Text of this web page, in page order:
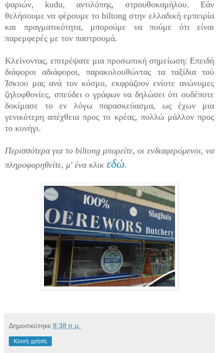
ψαριών, kudu, αντιλόπης, στρουθοκαμήλου. Εάν
θελήσουμε να φέρουμε το biltong στην ελλαδική εμπειρία
και πραγματικότητα, μπορούμε να πούμε ότι είναι
παρεμφερές με τον παστρουμά.
Κλείνοντας, επιτρέψατε μια προσωπική σημείωση: Επειδή
διάφοροι αδιάφοροι, παρακολουθώντας τα ταξίδια τού
Ίσκιου μας ανά τον κόσμο, εκφράζουν ενίοτε ανώνυμες
ζηλοφθονίες, σπεύδει ο γράφων να δηλώσει ότι ουδέποτε
δοκίμασε το εν λόγω παρασκεύασμα, ως έχων μια
γενικότερη απέχθεια προς το κρέας, πολλώ μάλλον προς
το κυνήγι.
Περισσότερα για το biltong μπορείτε, οι ενδιαφερόμενοι, να
πληροφορηθείτε, μ' ένα κλικ εδώ.
Δημοσιεύτηκε 8:38 π.μ.
Κοινή χρήση